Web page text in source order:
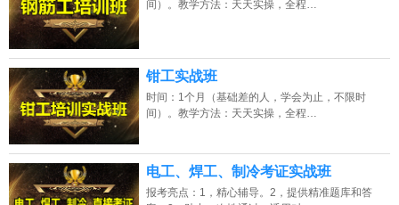
间）。教学方法：天天实操，全程…
钳工实战班
时间：1个月（基础差的人，学会为止，不限时
间）。教学方法：天天实操，全程…
电工、焊工、制冷考证实战班
报考亮点：1，精心辅导。2，提供精准题库和答